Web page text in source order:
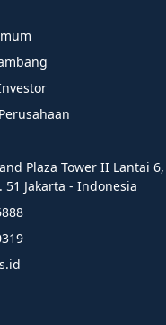
Plaza Tower II Lantai 6,
Jakarta - Indonesia